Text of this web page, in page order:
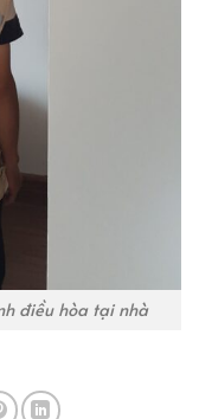
điều hòa tại nhà